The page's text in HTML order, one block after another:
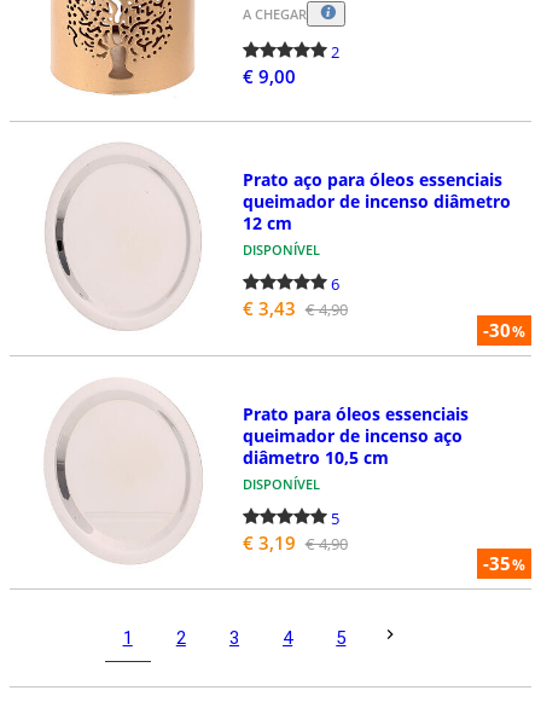
A CHEGAR
2
€ 9,00
-30%
Prato aço para óleos essenciais
queimador de incenso diâmetro
12 cm
DISPONÍVEL
6
€ 3,43 € 4,90
-35%
Prato para óleos essenciais
queimador de incenso aço
diâmetro 10,5 cm
DISPONÍVEL
5
€ 3,19 € 4,90
1 2 3 4 5